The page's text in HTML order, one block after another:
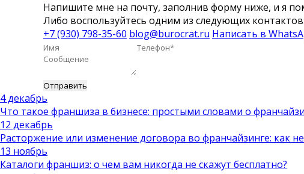
Напишите мне на почту, заполнив форму ниже, и я
Либо воспользуйтесь одним из следующих контактов:
+7 (930) 798-35-60 blog@burocrat.ru Написать в
4 декабрь
Что такое франшиза в бизнесе: простыми словами о
12 декабрь
Расторжение или изменение договора во франчайзинге: как
13 ноябрь
Каталоги франшиз: о чем вам никогда не скажут бесплатно?